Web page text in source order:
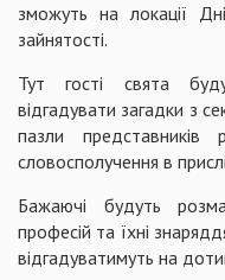
зможуть на локації
зайнятості.
Тут гості свята
відгадувати загадки з
пазли представників
словосполучення в
Бажаючі будуть
професій та їхні
відгадуватимуть на